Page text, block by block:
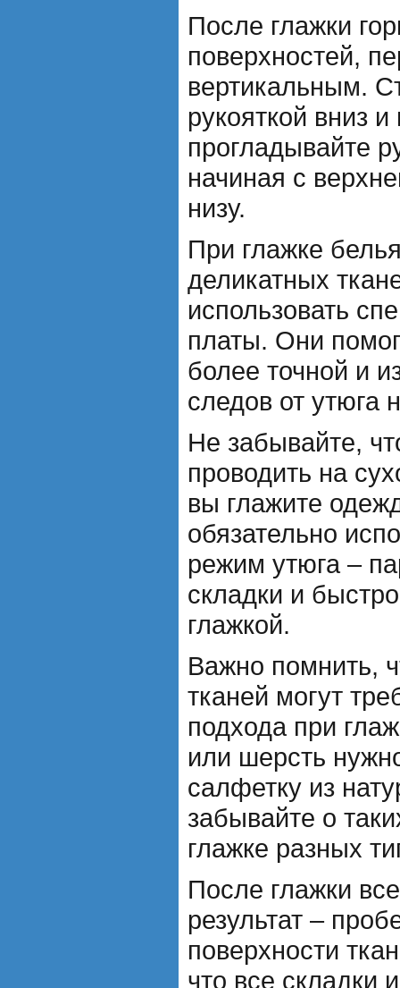
После глажки
поверхностей,
вертикальным.
рукояткой вниз
прогладывайте
начиная с
низу.
При глажке
деликатных
использовать
платы. Они
более точной и
следов от утюга
Не забывайте,
проводить на
вы глажите
обязательно
режим утюга –
складки и
глажкой.
Важно помнить,
тканей могут
подхода при
или шерсть
салфетку из
забывайте о
глажке разных
После глажки
результат –
поверхности
что все складки